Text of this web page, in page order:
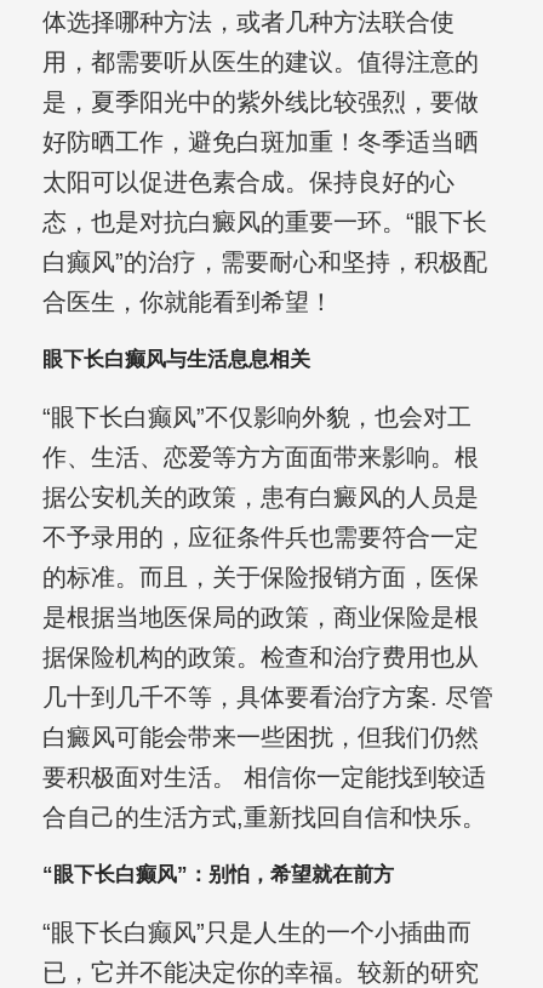
体选择哪种方法，或者几种方法联合使
用，都需要听从医生的建议。值得注意的
是，夏季阳光中的紫外线比较强烈，要做
好防晒工作，避免白斑加重！冬季适当晒
太阳可以促进色素合成。保持良好的心
态，也是对抗白癜风的重要一环。“眼下长
白癫风”的治疗，需要耐心和坚持，积极配
合医生，你就能看到希望！
眼下长白癫风与生活息息相关
“眼下长白癫风”不仅影响外貌，也会对工
作、生活、恋爱等方方面面带来影响。根
据公安机关的政策，患有白癜风的人员是
不予录用的，应征条件兵也需要符合一定
的标准。而且，关于保险报销方面，医保
是根据当地医保局的政策，商业保险是根
据保险机构的政策。检查和治疗费用也从
几十到几千不等，具体要看治疗方案. 尽管
白癜风可能会带来一些困扰，但我们仍然
要积极面对生活。 相信你一定能找到较适
合自己的生活方式,重新找回自信和快乐。
“眼下长白癫风”：别怕，希望就在前方
“眼下长白癫风”只是人生的一个小插曲而
已，它并不能决定你的幸福。较新的研究